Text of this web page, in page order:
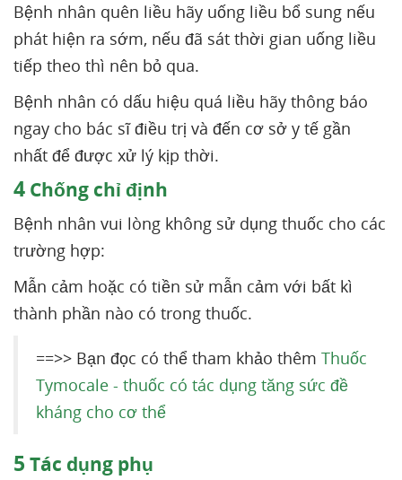
Bệnh nhân quên liều hãy uống liều bổ sung nếu
phát hiện ra sớm, nếu đã sát thời gian uống liều
tiếp theo thì nên bỏ qua.
Bệnh nhân có dấu hiệu quá liều hãy thông báo
ngay cho bác sĩ điều trị và đến cơ sở y tế gần
nhất để được xử lý kịp thời.
4 Chống chỉ định
Bệnh nhân vui lòng không sử dụng thuốc cho các
trường hợp:
Mẫn cảm hoặc có tiền sử mẫn cảm với bất kì
thành phần nào có trong thuốc.
==>> Bạn đọc có thể tham khảo thêm Thuốc
Tymocale - thuốc có tác dụng tăng sức đề
kháng cho cơ thể
5 Tác dụng phụ